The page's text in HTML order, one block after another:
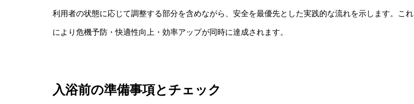
利用者の状態に応じて調整する部分を含めながら、安全を最優先とした実践的な流れを示します。これ
により危機予防・快適性向上・効率アップが同時に達成されます。
入浴前の準備事項とチェック